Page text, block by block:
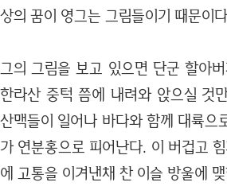
상의 꿈이 영그는 그림들이기 때문이
그의 그림을 보고 있으면 단군 할아
한라산 중턱 쯤에 내려와 앉으실 것
산맥들이 일어나 바다와 함께 대륙으
가 연분홍으로 피어난다. 이 버겁고
에 고통을 이겨낸채 찬 이슬 방울에